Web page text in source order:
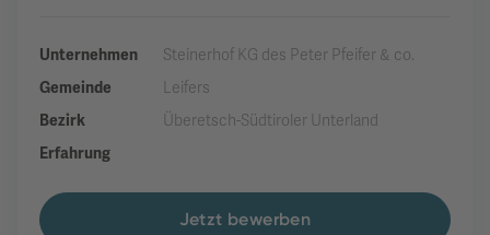
Unternehmen
Steinerhof KG des Peter Pfeifer & co.
Gemeinde
Leifers
Bezirk
Überetsch-Südtiroler Unterland
Erfahrung
Jetzt bewerben